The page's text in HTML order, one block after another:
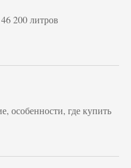
200 литров
особенности, где купить